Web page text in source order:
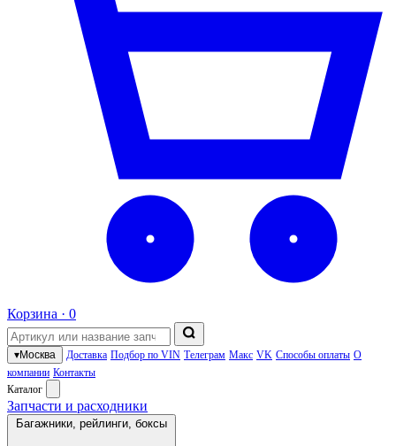
Корзина · 0
▾Москва Доставка Подбор по VIN Телеграм Макс VK Способы оплаты О
компании Контакты
Каталог
Запчасти и расходники
Багажники, рейлинги, боксы